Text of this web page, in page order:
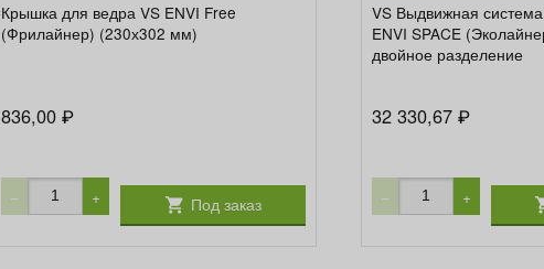
Крышка для ведра VS ENVI Free
(Фрилайнер) (230х302 мм)
836,00₽
− + Под заказ
VS Выдвижная
ENVI SPACE
двойное разделение
32 330,67₽
− +